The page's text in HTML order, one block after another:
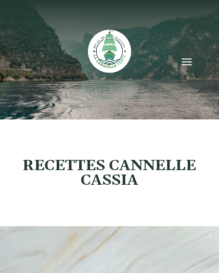
RECETTES CANNELLE
CASSIA